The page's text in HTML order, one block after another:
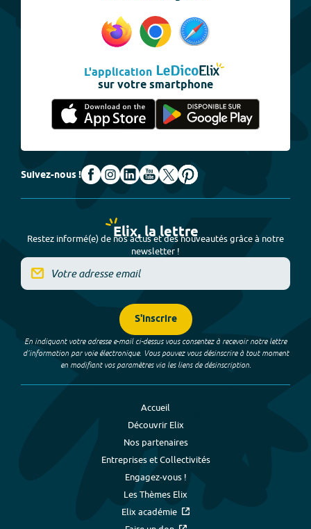
L'application
sur votre smartphone
Suivez-nous !
Elix, la lettre
Restez informé(e) de nos actus et des nouveautés grâce à notre
newsletter !
S'inscrire
En indiquant votre adresse e-mail ci-dessus vous consentez à recevoir notre lettre
d’information par voie électronique. Vous pouvez vous désinscrire à tout moment
en modifiant vos paramètres via les liens de désinscription.
Accueil
Découvrir Elix
Nos partenaires
Entreprises et Collectivités
Engagez-vous !
Les Thèmes Elix
Elix académie